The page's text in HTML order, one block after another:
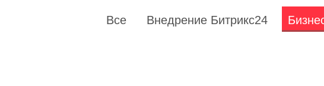
Все Внедрение Битрикс24